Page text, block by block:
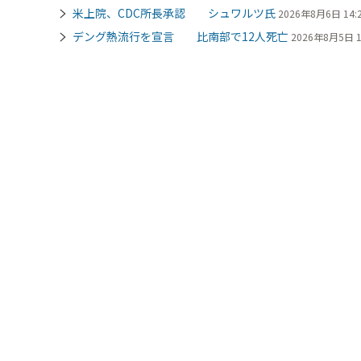
米上院、CDC所長承認 シュワルツ氏 2026年8月6日
デング熱流行を宣言 比南部で12人死亡 2026年8月5日